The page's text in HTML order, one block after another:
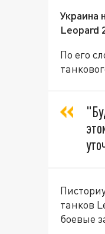
Украина
Leopard
По его
танков
боевые